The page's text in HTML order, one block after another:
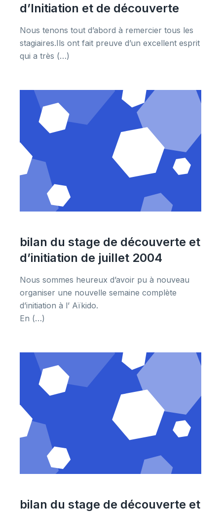
d’Initiation et de découverte
Nous tenons tout d’abord à remercier tous les
stagiaires.Ils ont fait preuve d’un excellent esprit
qui a très (…)
bilan du stage de découverte et
d’initiation de juillet 2004
Nous sommes heureux d’avoir pu à nouveau
organiser une nouvelle semaine complète
d’initiation à l’ Aïkido.
En (…)
bilan du stage de découverte et